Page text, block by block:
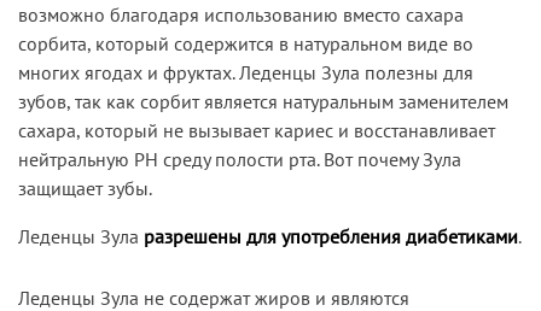
возможно благодаря использованию вместо сахара
сорбита, который содержится в натуральном виде во
многих ягодах и фруктах. Леденцы Зула полезны для
зубов, так как сорбит является натуральным заменителем
сахара, который не вызывает кариес и восстанавливает
нейтральную PH среду полости рта. Вот почему Зула
защищает зубы.
Леденцы Зула разрешены для употребления диабетиками.
Леденцы Зула не содержат жиров и являются